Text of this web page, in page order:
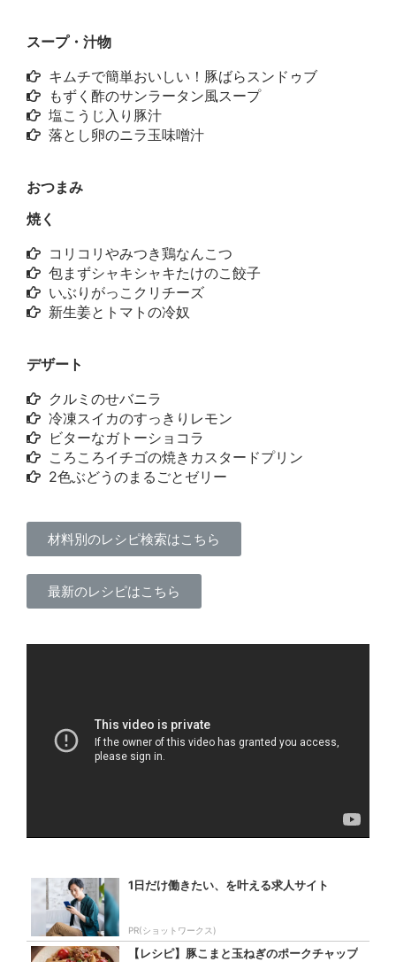
スープ・汁物
キムチで簡単おいしい！豚ばらスンドゥブ
もずく酢のサンラータン風スープ
塩こうじ入り豚汁
落とし卵のニラ玉味噌汁
おつまみ
焼く
コリコリやみつき鶏なんこつ
包まずシャキシャキたけのこ餃子
いぶりがっこクリチーズ
新生姜とトマトの冷奴
デザート
クルミのせバニラ
冷凍スイカのすっきりレモン
ビターなガトーショコラ
ころころイチゴの焼きカスタードプリン
2色ぶどうのまるごとゼリー
材料別のレシピ検索はこちら
最新のレシピはこちら
1日だけ働きたい、を叶える求人サイト
PR(ショットワークス)
【レシピ】豚こまと玉ねぎのポークチャップ